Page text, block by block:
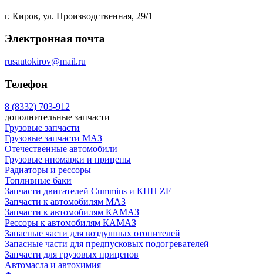
г. Киров, ул. Производственная, 29/1
Электронная почта
rusautokirov@mail.ru
Телефон
8 (8332) 703-912
дополнительные запчасти
Грузовые запчасти
Грузовые запчасти МАЗ
Отечественные автомобили
Грузовые иномарки и прицепы
Радиаторы и рессоры
Топливные баки
Запчасти двигателей Cummins и КПП ZF
Запчасти к автомобилям МАЗ
Запчасти к автомобилям КАМАЗ
Рессоры к автомобилям КАМАЗ
Запасные части для воздушных отопителей
Запасные части для предпусковых подогревателей
Запчасти для грузовых прицепов
Автомасла и автохимия